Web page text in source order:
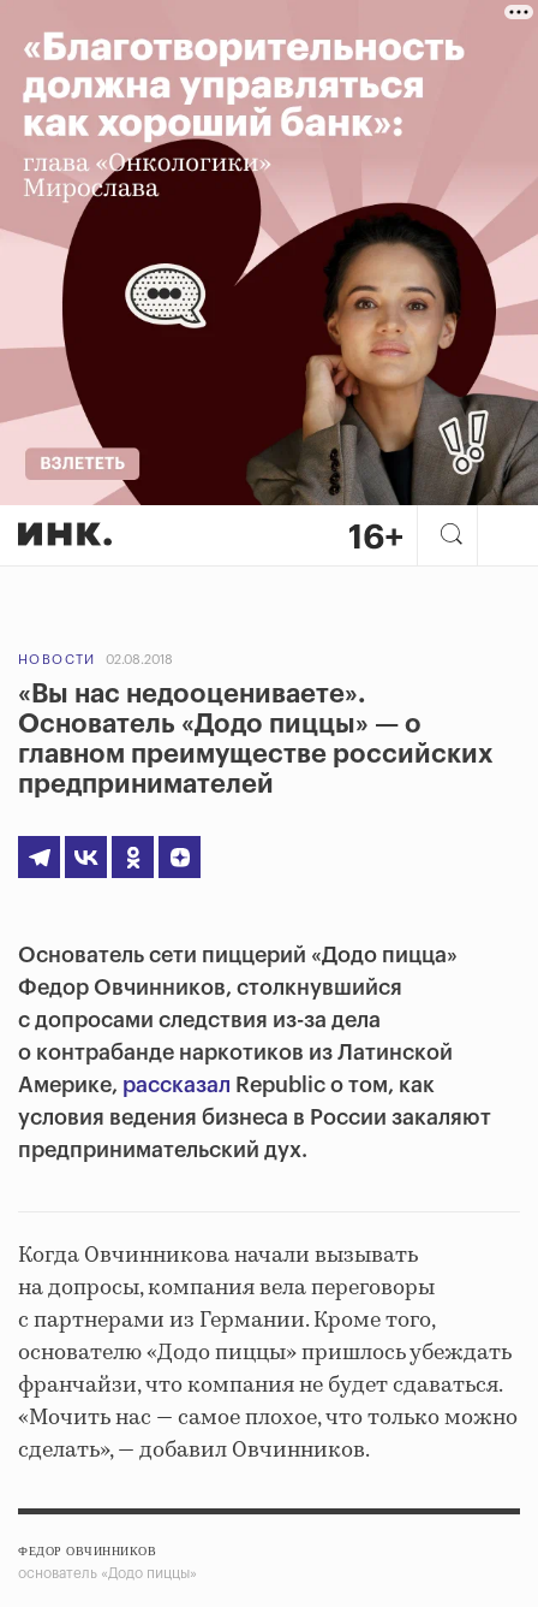
НОВОСТИ 02.08.2018
«Вы нас недооцениваете».
Основатель «Додо пиццы» — о
главном преимуществе российских
предпринимателей
Основатель сети пиццерий «Додо пицца»
Федор Овчинников, столкнувшийся
с допросами следствия из-за дела
о контрабанде наркотиков из Латинской
Америке, рассказал Republic о том, как
условия ведения бизнеса в России закаляют
предпринимательский дух.
Когда Овчинникова начали вызывать
на допросы, компания вела переговоры
с партнерами из Германии. Кроме того,
основателю «Додо пиццы» пришлось убеждать
франчайзи, что компания не будет сдаваться.
«Мочить нас — самое плохое, что только можно
сделать», — добавил Овчинников.
ФЕДОР ОВЧИННИКОВ
основатель «Додо пиццы»